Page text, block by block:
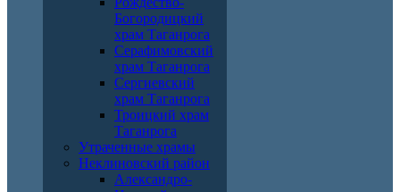
Богородицкий
храм Таганрога
Серафимовский
храм Таганрога
Сергиевский
храм Таганрога
Троицкий храм
Таганрога
Утраченные храмы
Неклиновский район
Александро-